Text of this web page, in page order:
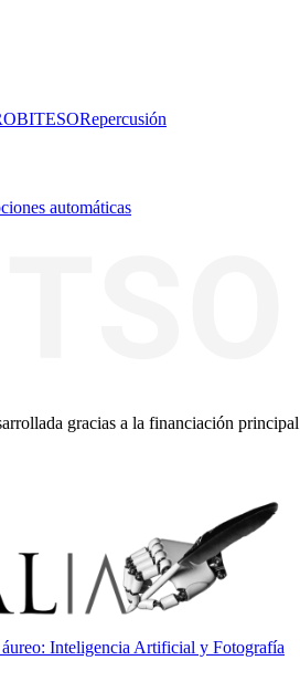
BITESORepercusión
automáticas
gracias a la financiación principal
Inteligencia Artificial y Fotografía